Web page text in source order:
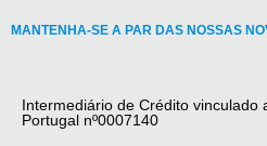
MANTENHA-SE A PAR DAS NOSSAS
Intermediário de Crédito vinculado
Portugal nº0007140